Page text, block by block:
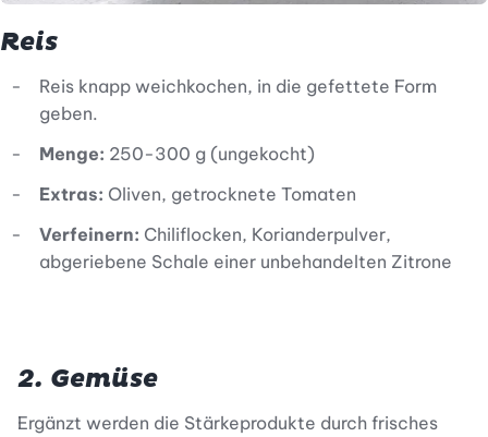
Reis
Reis knapp weichkochen, in die gefettete Form
geben.
Menge: 250-300 g (ungekocht)
Extras: Oliven, getrocknete Tomaten
Verfeinern: Chiliflocken, Korianderpulver,
abgeriebene Schale einer unbehandelten Zitrone
2. Gemüse
Ergänzt werden die Stärkeprodukte durch frisches